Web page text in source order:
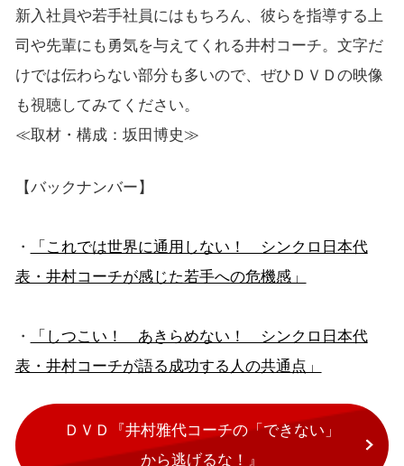
新入社員や若手社員にはもちろん、彼らを指導する上
司や先輩にも勇気を与えてくれる井村コーチ。文字だ
けでは伝わらない部分も多いので、ぜひＤＶＤの映像
も視聴してみてください。
≪取材・構成：坂田博史≫
【バックナンバー】
・
「これでは世界に通用しない！ シンクロ日本代
表・井村コーチが感じた若手への危機感」
・
「しつこい！ あきらめない！ シンクロ日本代
表・井村コーチが語る成功する人の共通点」
ＤＶＤ『井村雅代コーチの「できない」
から逃げるな！』